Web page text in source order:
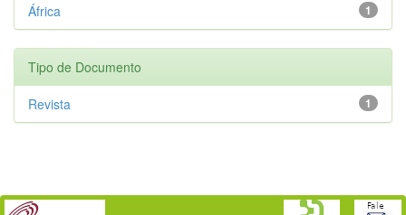
1
África
Tipo de Documento
1
Revista